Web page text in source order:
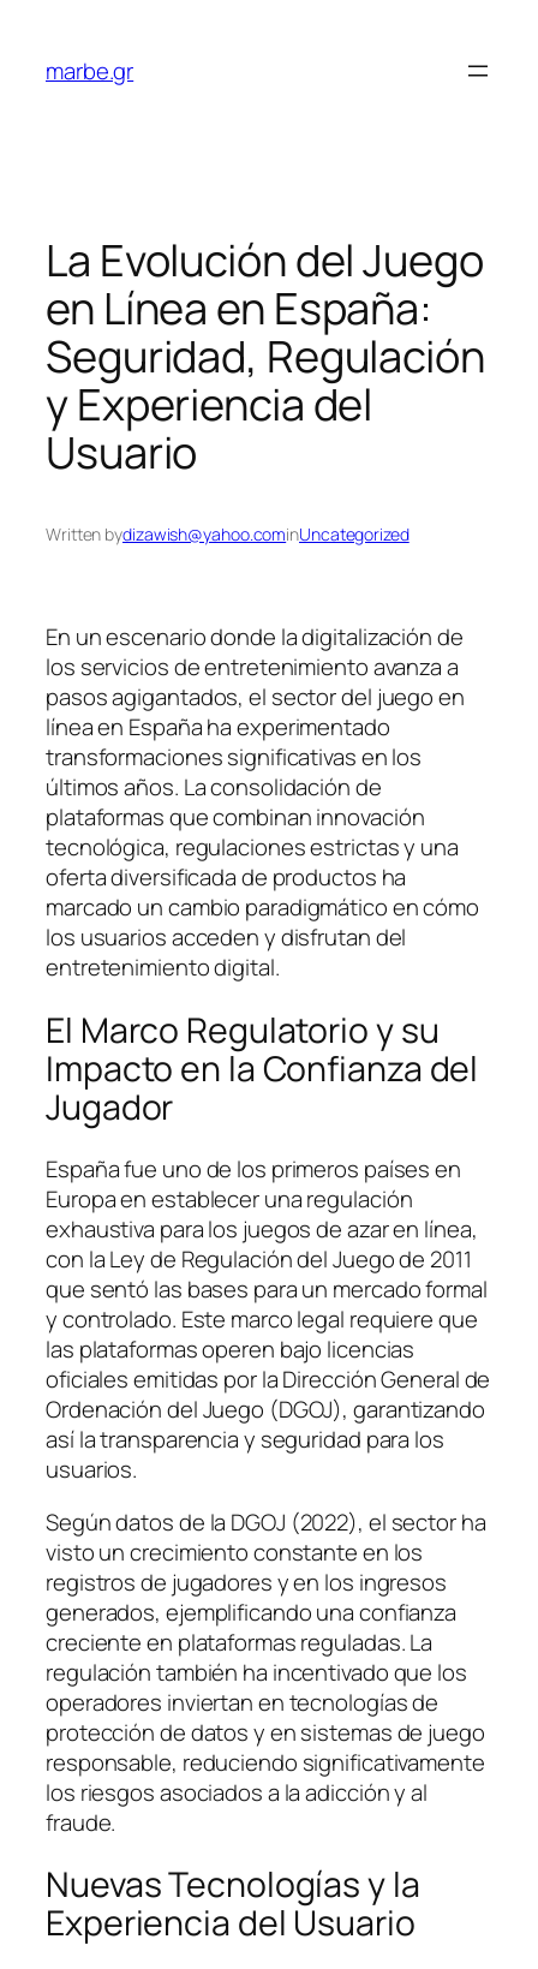
content
marbe.gr
La Evolución del Juego
en Línea en España:
Seguridad, Regulación
y Experiencia del
Usuario
Written bydizawish@yahoo.cominUncategorized
En un escenario donde la digitalización de
los servicios de entretenimiento avanza a
pasos agigantados, el sector del juego en
línea en España ha experimentado
transformaciones significativas en los
últimos años. La consolidación de
plataformas que combinan innovación
tecnológica, regulaciones estrictas y una
oferta diversificada de productos ha
marcado un cambio paradigmático en cómo
los usuarios acceden y disfrutan del
entretenimiento digital.
El Marco Regulatorio y su
Impacto en la Confianza del
Jugador
España fue uno de los primeros países en
Europa en establecer una regulación
exhaustiva para los juegos de azar en línea,
con la Ley de Regulación del Juego de 2011
que sentó las bases para un mercado formal
y controlado. Este marco legal requiere que
las plataformas operen bajo licencias
oficiales emitidas por la Dirección General de
Ordenación del Juego (DGOJ), garantizando
así la transparencia y seguridad para los
usuarios.
Según datos de la DGOJ (2022), el sector ha
visto un crecimiento constante en los
registros de jugadores y en los ingresos
generados, ejemplificando una confianza
creciente en plataformas reguladas. La
regulación también ha incentivado que los
operadores inviertan en tecnologías de
protección de datos y en sistemas de juego
responsable, reduciendo significativamente
los riesgos asociados a la adicción y al
fraude.
Nuevas Tecnologías y la
Experiencia del Usuario